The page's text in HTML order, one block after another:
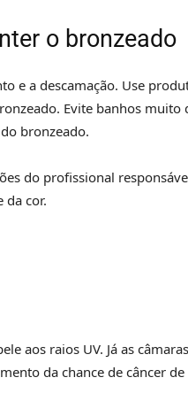
o bronzeado
e a descamação. Use
Evite banhos muito
bronzeado.
do profissional
da cor.
aos raios UV. Já as
da chance de câncer de